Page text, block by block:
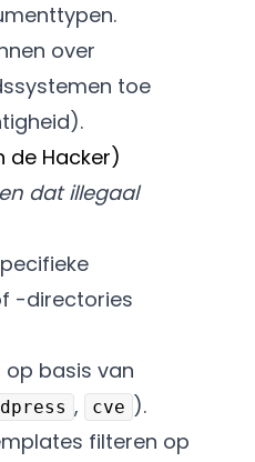
over
toe
de Hacker)
dat illegaal
-directories
op basis van
, cve ).
filteren op